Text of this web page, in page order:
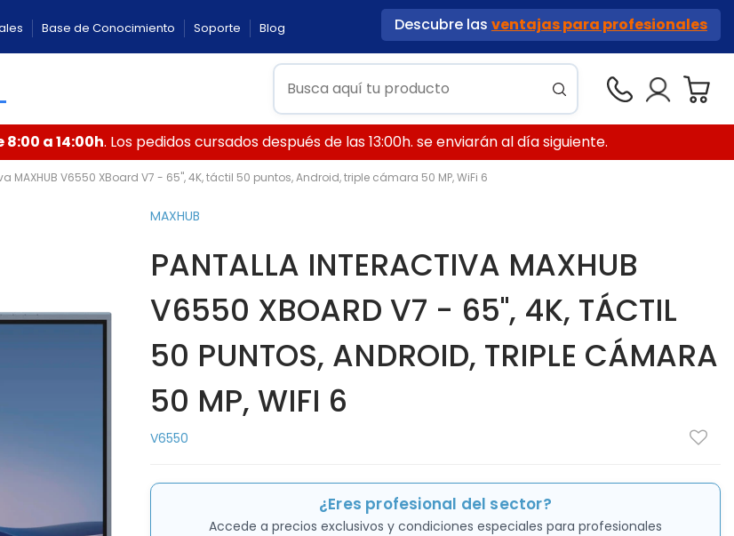
Base de Conocimiento Soporte Blog Descubre las ventajas para profesionales
a 14:00h. Los pedidos cursados después de las 13:00h. se enviarán al día siguiente.
MAXHUB V6550 XBoard V7 - 65", 4K, táctil 50 puntos, Android, triple cámara 50 MP, WiFi 6
MAXHUB
PANTALLA INTERACTIVA MAXHUB
V6550 XBOARD V7 - 65", 4K, TÁCTIL
50 PUNTOS, ANDROID, TRIPLE CÁMARA
50 MP, WIFI 6
V6550
¿Eres profesional del sector?
Accede a precios exclusivos y condiciones especiales para profesionales